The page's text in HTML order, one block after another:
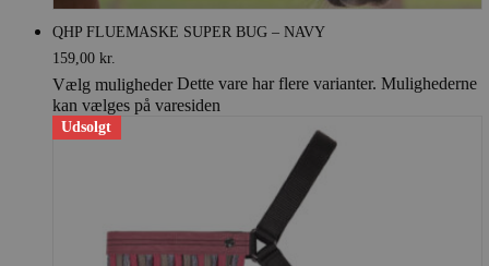
QHP FLUEMASKE SUPER BUG – NAVY
159,00 kr.
Vælg muligheder Dette vare har flere varianter. Mulighederne
kan vælges på varesiden
Udsolgt